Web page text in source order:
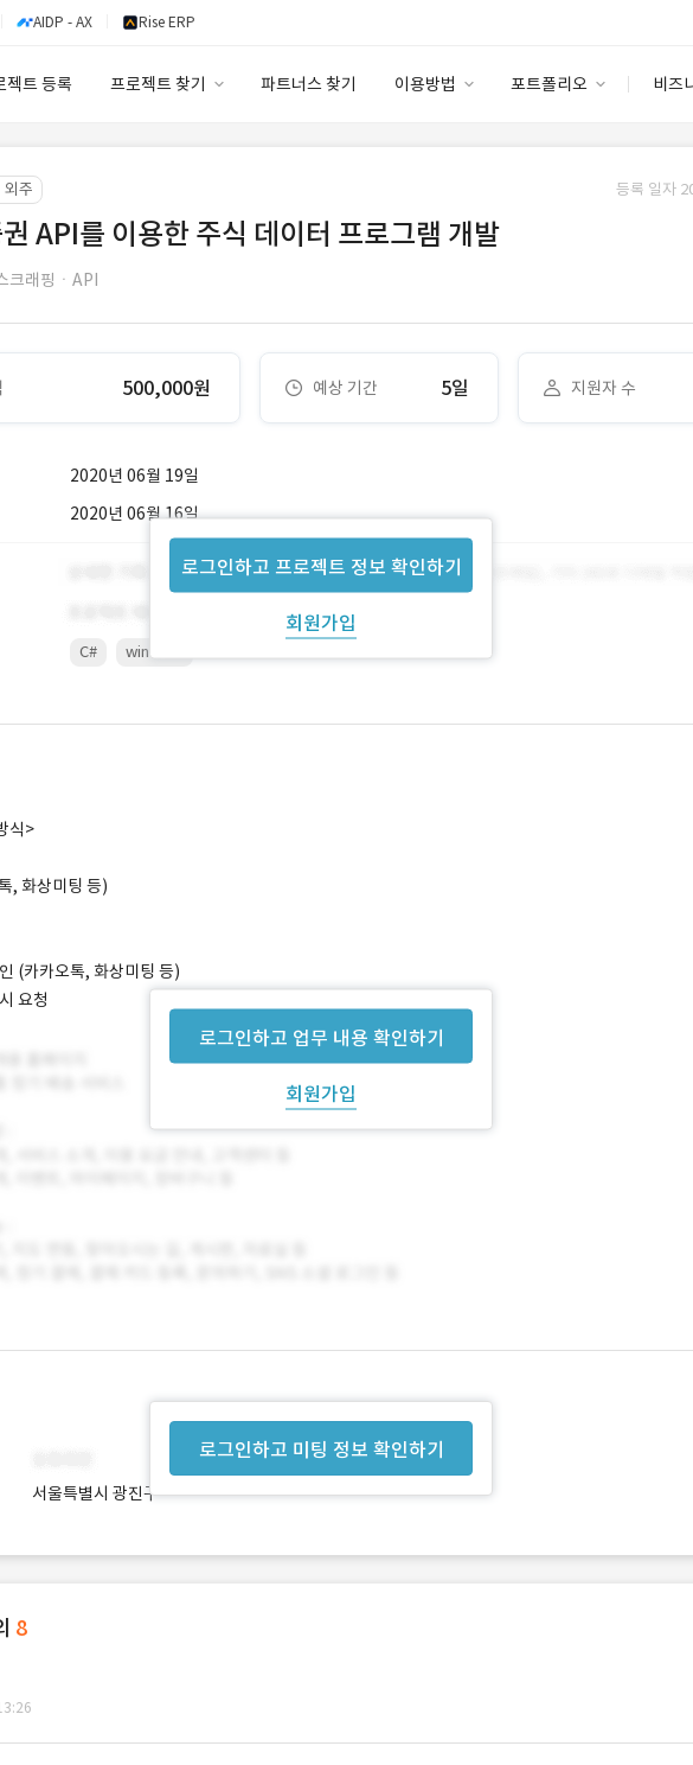
AIDP - AX Rise ERP
젝트 등록 프로젝트 찾기 파트너스 찾기 이용방법 포트폴리오 비즈
이용요금
고객센터
안심
외주 등록 일자
API를 이용한 주식 데이터 프로그램 개발
크래핑ㆍAPI
500,000원 예상 기간 5일 지원자 수
2020년 06월 19일
로그인하고 프로젝트 정보 확인하기
회원가입
2020년 06월 16일
C# winform
로그인하고 업무 내용 확인하기
회원가입
식>
, 화상미팅 등)
(카카오톡, 화상미팅 등)
요청
로그인하고 미팅 정보 확인하기
서울특별시 광진구
8